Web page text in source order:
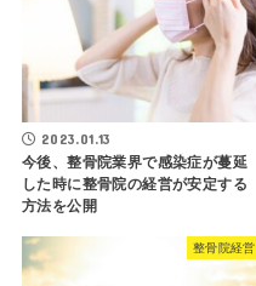
2023.01.13
今後、整骨院業界で感染症が蔓延
した時に整骨院の経営が安定する
方法を公開
整骨院経営